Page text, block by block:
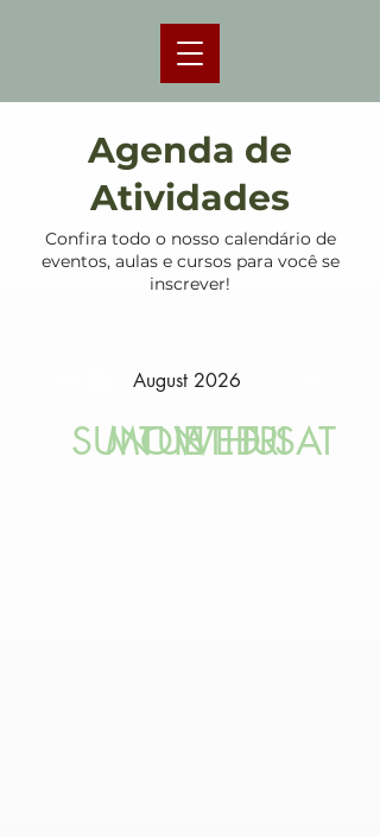
Agenda de
Atividades
Confira todo o nosso calendário de
eventos, aulas e cursos para você se
inscrever!
August 2026
SUN
MON
TUEWED
THU
FRISAT